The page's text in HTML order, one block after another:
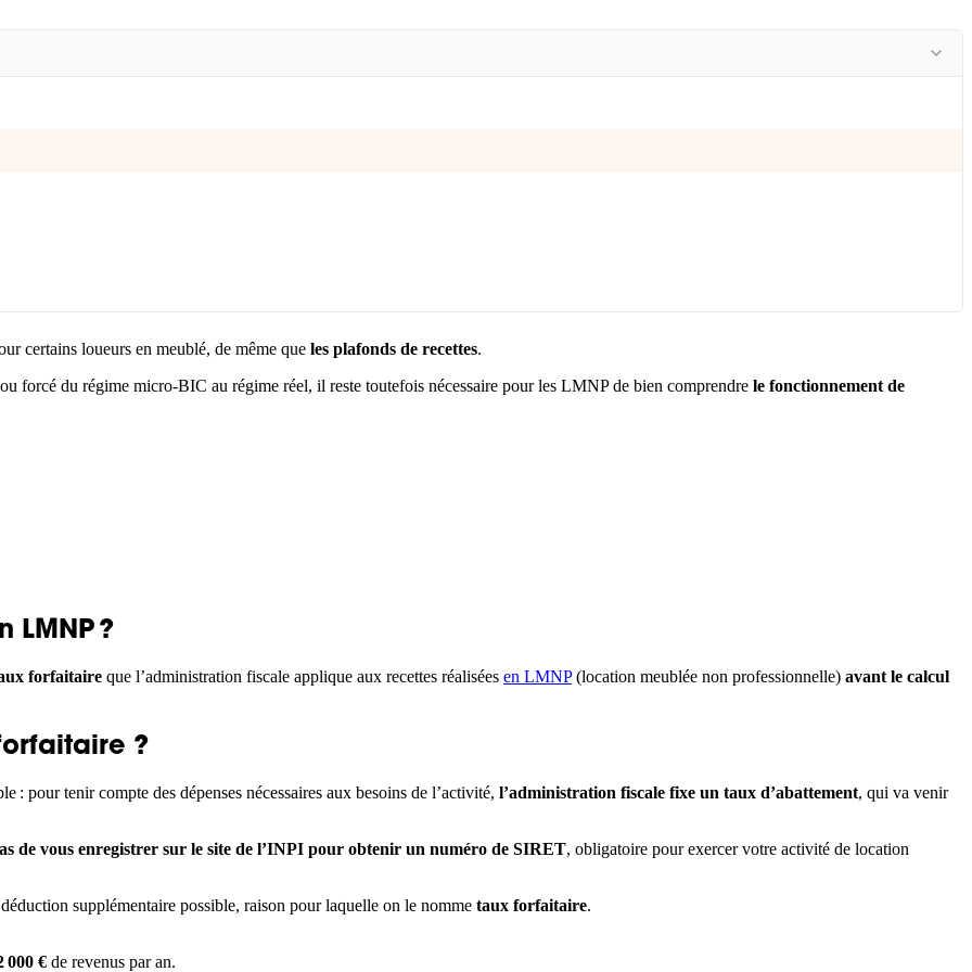
certains loueurs en meublé, de même que les plafonds de recettes.
forcé du régime micro-BIC au régime réel, il reste toutefois nécessaire pour les LMNP de bien comprendre le fonctionnement de
LMNP ?
forfaitaire que l’administration fiscale applique aux recettes réalisées en LMNP(location meublée non professionnelle) avant le calcul
?
pour tenir compte des dépenses nécessaires aux besoins de l’activité, l’administration fiscale fixe un taux d’abattement, qui va venir
de vous enregistrer sur le site de l’INPI pour obtenir un numéro de SIRET, obligatoire pour exercer votre activité de location
supplémentaire possible, raison pour laquelle on le nomme taux forfaitaire.
000 € de revenus par an.